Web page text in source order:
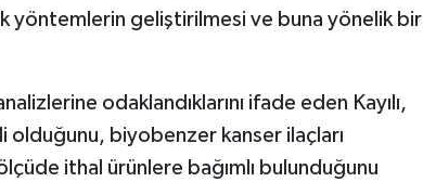
yöntemlerin geliştirilmesi ve buna yönelik bir
odaklandıklarını ifade eden Kayılı,
biyobenzer kanser ilaçları
ithal ürünlere bağımlı bulunduğunu